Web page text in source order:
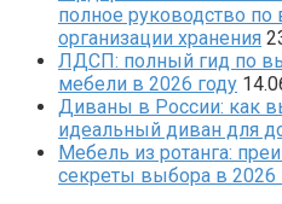
полное руководство
организации хранения
ЛДСП: полный гид по
мебели в 2026 году
Диваны в России: как
идеальный диван для
Мебель из ротанга:
секреты выбора в 2026